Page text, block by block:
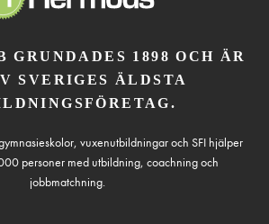
GRUNDADES 1898 OCH ÄR
SVERIGES ÄLDSTA
vuxenutbildningar och SFI hjälper
personer med utbildning, coachning och
jobbmatchning.